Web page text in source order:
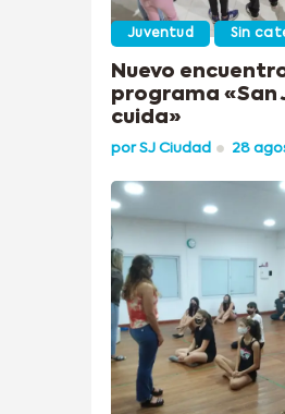
Juventud Sin
Nuevo
programa «San
cuida»
porSJ Ciudad 28